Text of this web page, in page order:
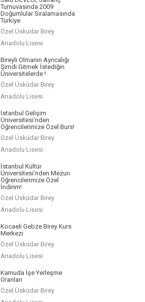
Turnuvasında 2009
Doğumlular Sıralamasında
Türkiye
Özel Üsküdar Birey
Anadolu Lisesi
Bireyli Olmanın Ayrıcalığı
Şimdi Gitmek İstediğin
Üniversitelerde !
Özel Üsküdar Birey
Anadolu Lisesi
İstanbul Gelişim
Üniversitesi'nden
Öğrencilerimize Özel Burs!
Özel Üsküdar Birey
Anadolu Lisesi
İstanbul Kültür
Üniversitesi'nden Mezun
Öğrencilerimize Özel
İndirim!
Özel Üsküdar Birey
Anadolu Lisesi
Kocaeli Gebze Birey Kurs
Merkezi
Özel Üsküdar Birey
Anadolu Lisesi
Kamuda İşe Yerleşme
Oranları
Özel Üsküdar Birey